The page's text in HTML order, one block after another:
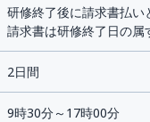
研修終了後に請求書払い
請求書は研修終了日の属
2日間
9時30分～17時00分